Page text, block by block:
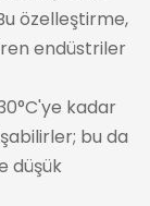
özelleştirme,
endüstriler
kadar
bu da
düşük